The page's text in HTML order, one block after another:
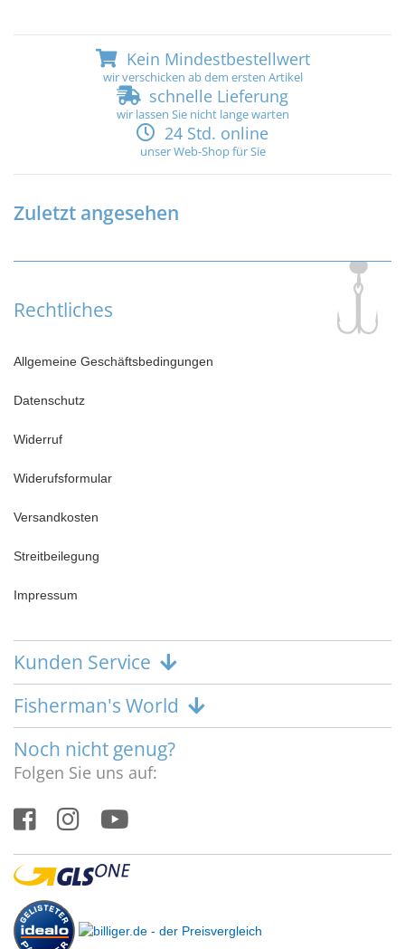
Kein Mindestbestellwert
wir verschicken ab dem ersten Artikel
schnelle Lieferung
wir lassen Sie nicht lange warten
24 Std. online
unser Web-Shop für Sie
Zuletzt angesehen
Rechtliches
Allgemeine Geschäftsbedingungen
Datenschutz
Widerruf
Widerufsformular
Versandkosten
Streitbeilegung
Impressum
Kunden Service
Fisherman's World
Noch nicht genug?
Folgen Sie uns auf: